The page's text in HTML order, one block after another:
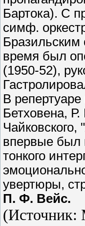
Бартока). С
симф.
время был
(1950-52),
В
Бетховена,
впервые был
тонкого
увертюры,
П. Ф. Вейс.
(Источник: